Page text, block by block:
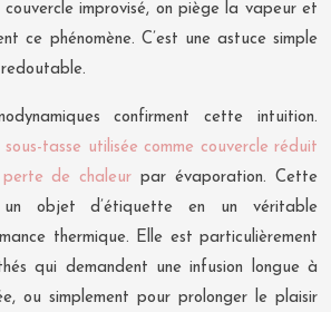
couvercle improvisé, on piège la vapeur et
ce phénomène. C’est une astuce simple
confirment cette intuition.
sous-tasse utilisée comme couvercle réduit
de chaleur par évaporation. Cette
un objet d’étiquette en un véritable
thermique. Elle est particulièrement
qui demandent une infusion longue à
ou simplement pour prolonger le plaisir